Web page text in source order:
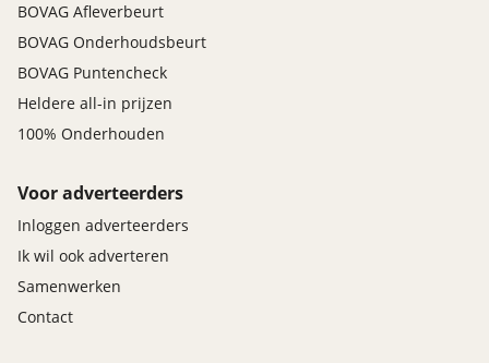
BOVAG Afleverbeurt
BOVAG Onderhoudsbeurt
BOVAG Puntencheck
Heldere all-in prijzen
100% Onderhouden
Voor adverteerders
Inloggen adverteerders
Ik wil ook adverteren
Samenwerken
Contact